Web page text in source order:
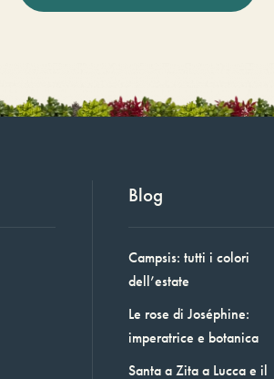
Blog
Campsis: tutti i colori
dell’estate
Le rose di Joséphine:
imperatrice e botanica
Santa a Zita a Lucca e il